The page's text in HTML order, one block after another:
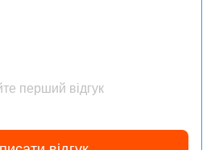
перший відгук